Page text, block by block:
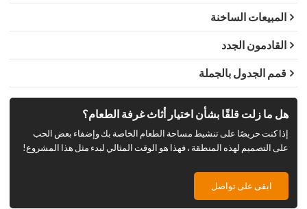
المبيعات الساخنة
القادمون الجدد
قمم الجدول بالجملة
هل ما زلت قلقًا بشأن اختيار أثاث غرفة الطعام؟
إذا كنت حريصًا على تنشيط مساحة الطعام الخاصة بك وإضفاء بعض الحب
على التصميم لهذه المنطقة ، فهذا هو الوقت المثالي لبدء مثل هذا المشروع!
ابقى على تواصل